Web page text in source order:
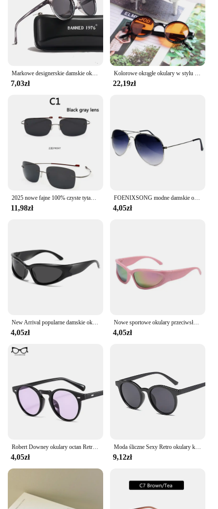
7,03zł 22,19zł
11,98zł
FOENIXSONG modne damskie okulary przeciwsłoneczne dla kobiet mężczyzn Vintage Pilot gradientowe lustrzane soczewki Retro okulary przeciwsłoneczne okulary przeciwsłoneczne A06
4,05zł
4,05zł
Nowe sportowe okulary przeciwsłoneczne Steampunk Y2K damskie punkowe okulary przeciwsłoneczne męskie srebrne lustro odcienie moda UV400 okulary kolarskie Очки
4,05zł
4,05zł
Moda śliczne Sexy Retro okulary kocie oko kobieta Vintage marka projektant okrągłe okulary przeciwsłoneczne dla kobiet mężczyzna UV400
9,12zł